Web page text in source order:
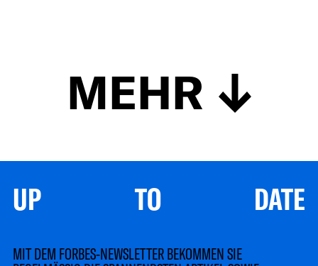
MEHR
UP TO DATE
MIT DEM FORBES-NEWSLETTER BEKOMMEN SIE